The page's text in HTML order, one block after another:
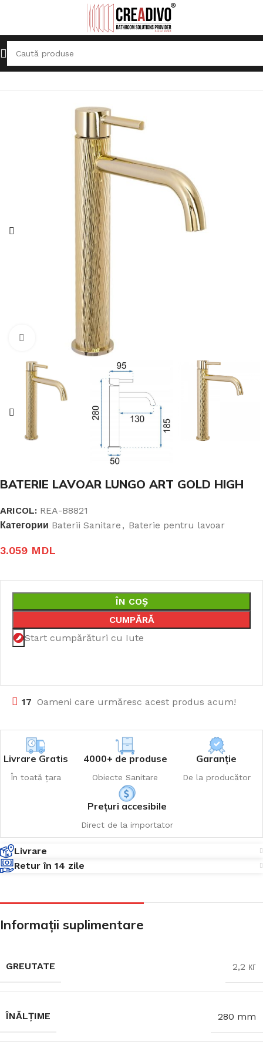
Prima pagină Baterii Sanitare Baterie pentru lavoar
Click pentru a mari
BATERIE LAVOAR LUNGO ART GOLD HIGH
ARICOL: REA-B8821
Категории Baterii Sanitare , Baterie pentru lavoar
3.059 MDL
ÎN COȘ
CUMPĂRĂ
Start cumpărături cu Iute
17 Oameni care urmăresc acest produs acum!
Livrare Gratis
În toată țara
4000+ de produse
Obiecte Sanitare
Garanție
De la producător
Prețuri accesibile
Direct de la importator
Livrare
Retur în 14 zile
Informații suplimentare
GREUTATE 2,2 кг
ÎNĂLȚIME 280 mm